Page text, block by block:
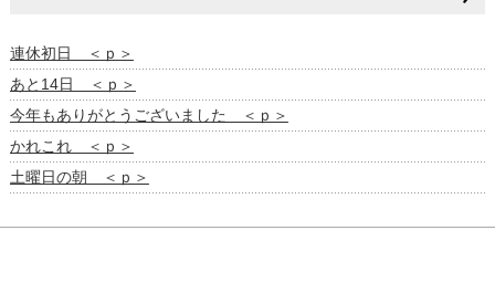
連休初日 ＜ｐ＞
あと14日 ＜ｐ＞
今年もありがとうございました ＜ｐ＞
かれこれ ＜ｐ＞
土曜日の朝 ＜ｐ＞